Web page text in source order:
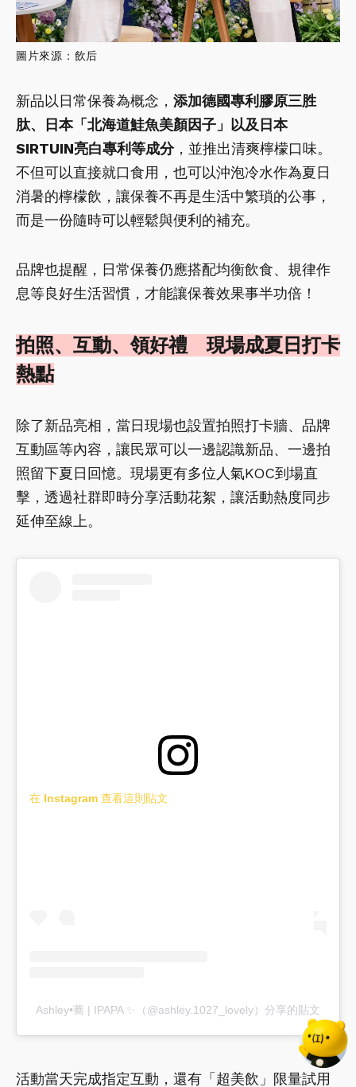
圖片來源：飲后
新品以日常保養為概念， 添加德國專利膠原三胜
肽、日本「北海道鮭魚美顏因子」以及日本
SIRTUIN亮白專利等成分，並推出清爽檸檬口味。
不但可以直接就口食用，也可以沖泡冷水作為夏日
消暑的檸檬飲，讓保養不再是生活中繁瑣的公事，
而是一份隨時可以輕鬆與便利的補充。
品牌也提醒，日常保養仍應搭配均衡飲食、規律作
息等良好生活習慣，才能讓保養效果事半功倍！
拍照、互動、領好禮 現場成夏日打卡
熱點
除了新品亮相，當日現場也設置拍照打卡牆、品牌
互動區等內容，讓民眾可以一邊認識新品、一邊拍
照留下夏日回憶。現場更有多位人氣KOC到場直
擊，透過社群即時分享活動花絮，讓活動熱度同步
延伸至線上。
在 Instagram 查看這則貼文
Ashley•蕎 | IPAPA ✨（@ashley.1027_lovely）分享的貼文
活動當天完成指定互動，還有「超美飲」限量試用